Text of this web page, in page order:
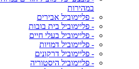
במהירות
- פליימוביל אבירים
- פליימוביל בית בובות
- פליימוביל בעלי חיים
- פליימוביל דמויות
- פליימוביל דרקונים
- פליימוביל היסטוריה